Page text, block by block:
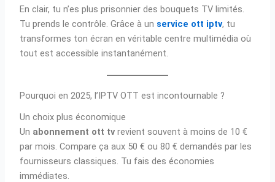
En clair, tu n’es plus prisonnier des bouquets TV limités.
Tu prends le contrôle. Grâce à un service ott iptv, tu
transformes ton écran en véritable centre multimédia où
tout est accessible instantanément.
Pourquoi en 2025, l’IPTV OTT est incontournable ?
Un choix plus économique
Un abonnement ott tv revient souvent à moins de 10 €
par mois. Compare ça aux 50 € ou 80 € demandés par les
fournisseurs classiques. Tu fais des économies
immédiates.